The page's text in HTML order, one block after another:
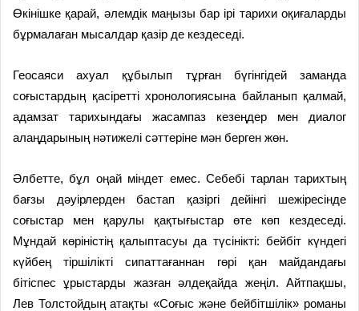
Өкінішке қарай, әлемдік маңызы бар ірі тарихи оқиғаларды
бұрмалаған мысалдар қазір де кездеседі.
Геосаяси ахуал құбылып тұрған бүгінгідей заманда
соғыстардың қасіретті хронологиясына байланып қалмай,
адамзат тарихындағы жасампаз кезеңдер мен диалог
алаңдарының нәтижелі сәттеріне мән берген жөн.
Әлбетте, бұл оңай міндет емес. Себебі тарлан тарихтың
бағзы дәуірлерден бастап қазіргі дейінгі шежіресінде
соғыстар мен қарулы қақтығыстар өте көп кездеседі.
Мұндай көріністің қалыптасуы да түсінікті: бейбіт күндегі
күйбең тіршілікті сипаттағаннан гөрі қан майдандағы
бітіспес ұрыстарды жазған әлдеқайда жеңіл. Айтпақшы,
Лев Толстойдың атақты «Соғыс және бейбітшілік» романы